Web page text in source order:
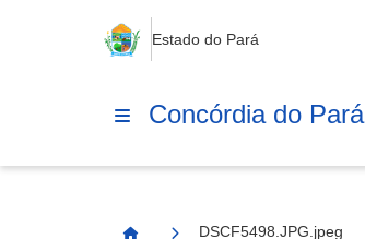
Estado do Pará
Concórdia do Pará
DSCF5498.JPG.jpeg